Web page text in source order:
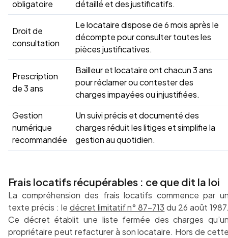
obligatoire
détaillé et des justificatifs.
Droit de
consultation
Le locataire dispose de 6 mois après le
décompte pour consulter toutes les
pièces justificatives.
Prescription
de 3 ans
Bailleur et locataire ont chacun 3 ans
pour réclamer ou contester des
charges impayées ou injustifiées.
Gestion
numérique
recommandée
Un suivi précis et documenté des
charges réduit les litiges et simplifie la
gestion au quotidien.
Frais locatifs récupérables : ce que dit la loi
La compréhension des frais locatifs commence par
texte précis : le décret limitatif n° 87-713 du 26 août
Ce décret établit une liste fermée des charges
propriétaire peut refacturer à son locataire. Hors de